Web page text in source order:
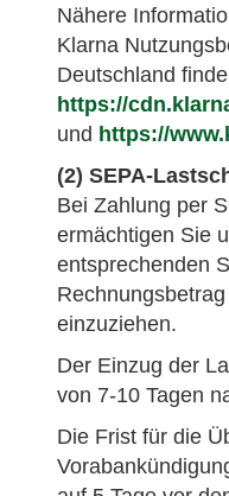
Nähere
Klarna
Deutschland
https://
und https://
(2) SEPA-
Bei Zahlung per
ermächtigen Sie
entsprechenden
einzuziehen.
Der Einzug der
von 7-10 Tagen
Die Frist für die